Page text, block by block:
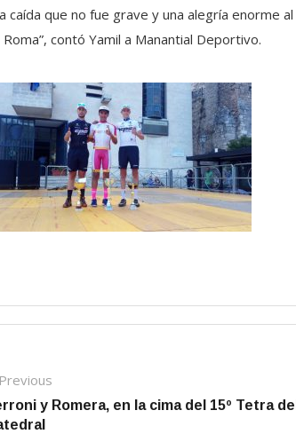
caída que no fue grave y una alegría enorme
Roma”, contó Yamil a Manantial Deportivo.
Previous
post:
y Romera, en la cima del 15º Tetra del